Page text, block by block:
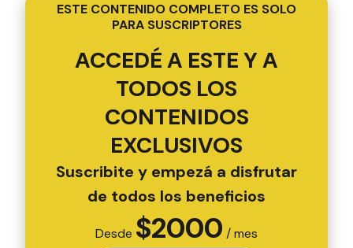
ESTE CONTENIDO COMPLETO ES SOLO
PARA SUSCRIPTORES
ACCEDÉ A ESTE Y A
TODOS LOS
CONTENIDOS
EXCLUSIVOS
Suscribite y empezá a disfrutar
de todos los beneficios
Desde $2000 / mes